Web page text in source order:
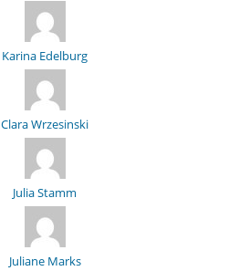
Karina Edelburg
Clara Wrzesinski
Julia Stamm
Juliane Marks